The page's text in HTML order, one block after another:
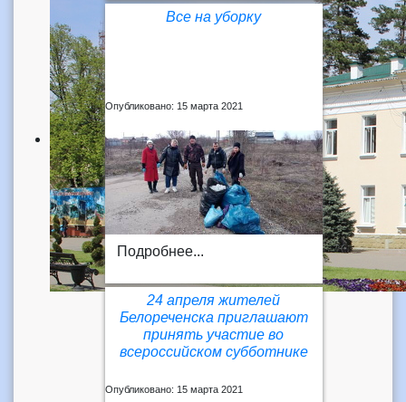
Все на уборку
Опубликовано: 15 марта 2021
Подробнее...
24 апреля жителей
Белореченска приглашают
принять участие во
всероссийском субботнике
Опубликовано: 15 марта 2021